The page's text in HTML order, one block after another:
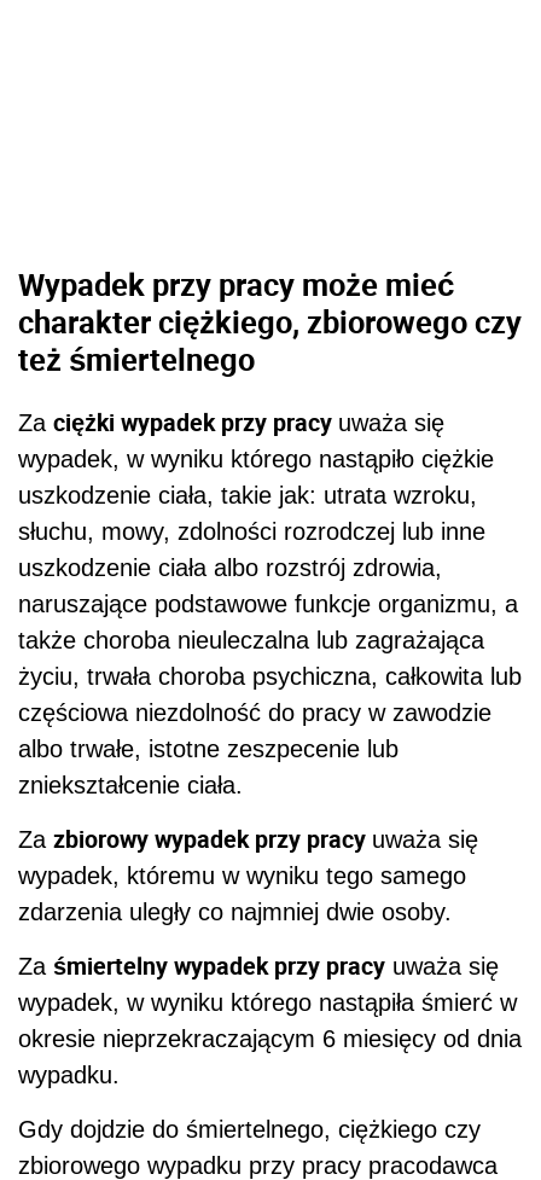
Wypadek przy pracy może mieć
charakter ciężkiego, zbiorowego czy
też śmiertelnego
Za ciężki wypadek przy pracy uważa się
wypadek, w wyniku którego nastąpiło ciężkie
uszkodzenie ciała, takie jak: utrata wzroku,
słuchu, mowy, zdolności rozrodczej lub inne
uszkodzenie ciała albo rozstrój zdrowia,
naruszające podstawowe funkcje organizmu, a
także choroba nieuleczalna lub zagrażająca
życiu, trwała choroba psychiczna, całkowita lub
częściowa niezdolność do pracy w zawodzie
albo trwałe, istotne zeszpecenie lub
zniekształcenie ciała.
Za zbiorowy wypadek przy pracy uważa się
wypadek, któremu w wyniku tego samego
zdarzenia uległy co najmniej dwie osoby.
Za śmiertelny wypadek przy pracy uważa się
wypadek, w wyniku którego nastąpiła śmierć w
okresie nieprzekraczającym 6 miesięcy od dnia
wypadku.
Gdy dojdzie do śmiertelnego, ciężkiego czy
zbiorowego wypadku przy pracy pracodawca